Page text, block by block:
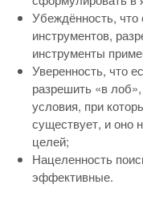
Убеждённость,
инструментов,
инструменты
Уверенность, что
разрешить «в
условия, при
существует, и оно
целей;
Нацеленность
эффективные.